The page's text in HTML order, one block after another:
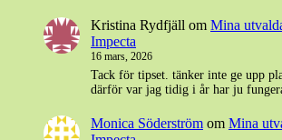
Kristina Rydfjäll om Mina
Impecta
16 mars, 2026
Tack för tipset. tänker inte ge upp
därför var jag tidig i år har ju
Monica Söderström om Mina